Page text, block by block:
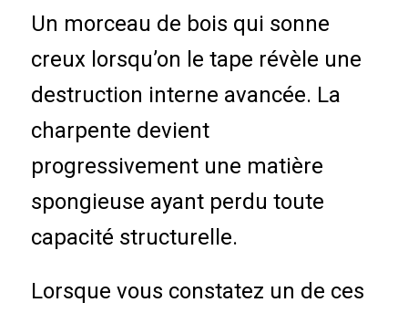
Un morceau de bois qui sonne
creux lorsqu’on le tape révèle une
destruction interne avancée. La
charpente devient
progressivement une matière
spongieuse ayant perdu toute
capacité structurelle.
Lorsque vous constatez un de ces